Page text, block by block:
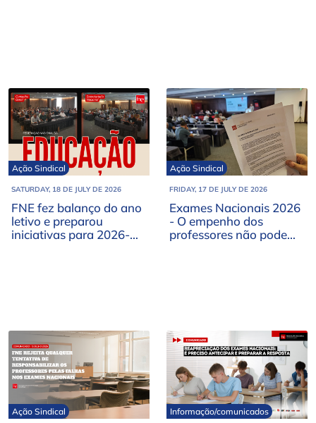
Ação Sindical
SATURDAY, 18 DE JULY DE 2026
FNE fez balanço do ano
letivo e preparou
iniciativas para 2026-
Ação Sindical
FRIDAY, 17 DE JULY DE 2026
Exames Nacionais 2026
- O empenho dos
professores não pode
Ação Sindical Informação/comunicados